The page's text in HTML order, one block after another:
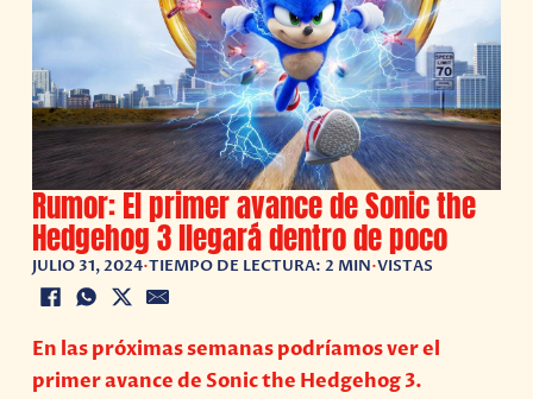
Rumor: El primer avance de Sonic the
Hedgehog 3 llegará dentro de poco
JULIO 31, 2024•TIEMPO DE LECTURA: 2 MIN•VISTAS
En las próximas semanas podríamos ver el
primer avance de Sonic the Hedgehog 3.